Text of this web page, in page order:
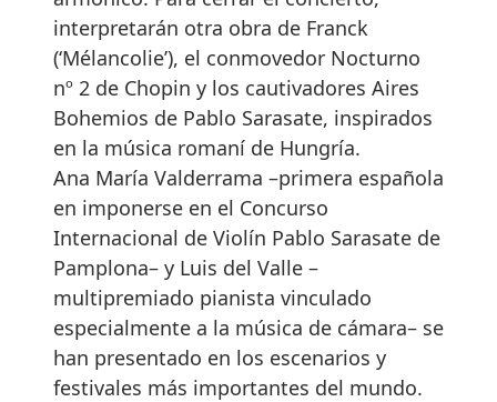
interpretarán otra obra de Franck
(‘Mélancolie’), el conmovedor Nocturno
nº 2 de Chopin y los cautivadores Aires
Bohemios de Pablo Sarasate, inspirados
en la música romaní de Hungría.
Ana María Valderrama –primera española
en imponerse en el Concurso
Internacional de Violín Pablo Sarasate de
Pamplona– y Luis del Valle –
multipremiado pianista vinculado
especialmente a la música de cámara– se
han presentado en los escenarios y
festivales más importantes del mundo.